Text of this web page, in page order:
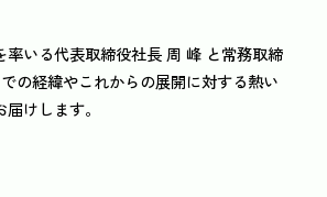
率いる代表取締役社長 周 峰 と常務取締
の経緯やこれからの展開に対する熱い
けします。